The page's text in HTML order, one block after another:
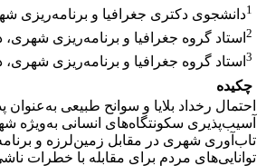
1دانشجوی دکتری جغرافیا و برنامه‌ریزی
2 استاد گروه جغرافیا و برنامه‌ریزی
3 استاد گروه جغرافیا و برنامه‌ریزی
چکیده
احتمال رخداد بلایا و سوانح طبیعی
آسیب‌پذیری سکونتگاه‌های انسانی
تاب‌آوری شهری در مقابل زمین‌لرزه و
توانایی‌های مردم برای مقابله با خطرات